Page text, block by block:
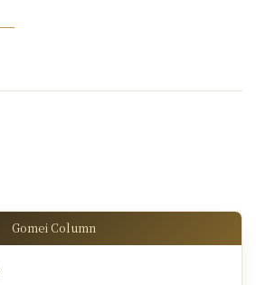
Gomei Column